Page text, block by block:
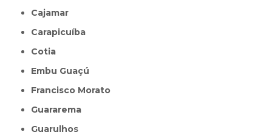
Cajamar
Carapicuíba
Cotia
Embu Guaçú
Francisco Morato
Guararema
Guarulhos